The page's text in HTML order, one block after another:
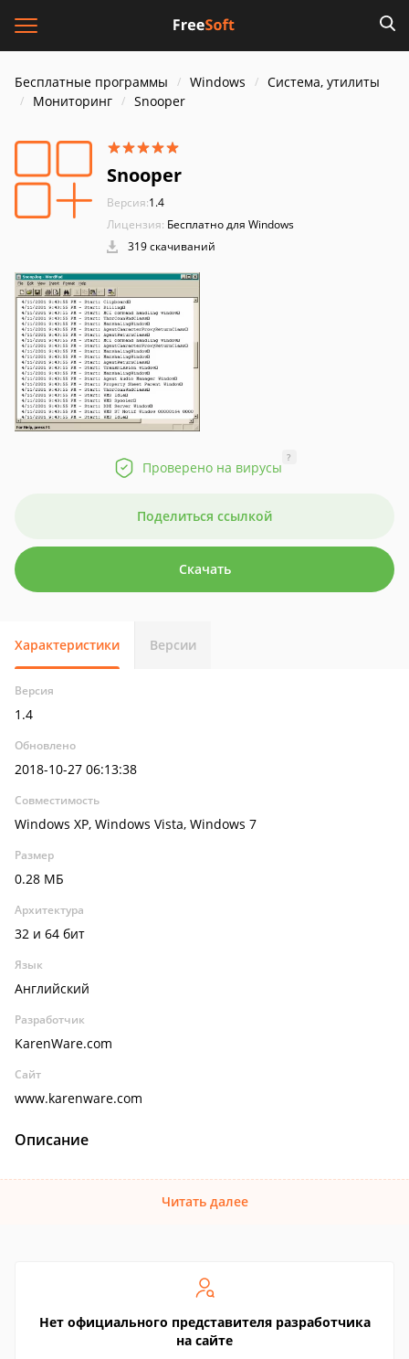
Бесплатные программы Windows
Система, утилиты
Мониторинг
Snooper
Snooper
Версия:1.4
Лицензия: Бесплатно для Windows
319 скачиваний
Проверено на вирусы
?
Поделиться ссылкой
Скачать
Характеристики Версии
Версия
1.4
Обновлено
2018-10-27 06:13:38
Совместимость
Windows XP, Windows Vista, Windows 7
Размер
0.28 МБ
Архитектура
32 и 64 бит
Язык
Английский
Разработчик
KarenWare.com
Сайт
www.karenware.com
Описание
Читать далее
Нет официального представителя разработчика
на сайте